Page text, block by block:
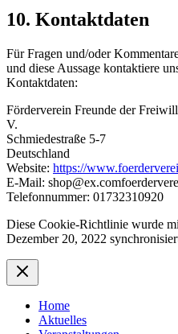
10. Kontaktdaten
Für Fragen und/oder
und diese Aussage kontaktiere
Kontaktdaten:
Förderverein Freunde der
V.
Schmiedestraße 5-7
Deutschland
Website: https://
E-Mail: shop@ex.com
Telefonnummer: 01732310920
Diese Cookie-Richtlinie wurde
Dezember 20, 2022
Home
Aktuelles